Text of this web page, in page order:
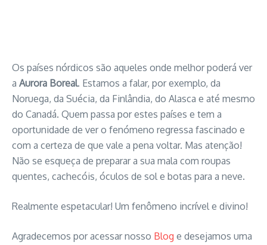
Os países nórdicos são aqueles onde melhor poderá ver
a Aurora Boreal. Estamos a falar, por exemplo, da
Noruega, da Suécia, da Finlândia, do Alasca e até mesmo
do Canadá. Quem passa por estes países e tem a
oportunidade de ver o fenómeno regressa fascinado e
com a certeza de que vale a pena voltar. Mas atenção!
Não se esqueça de preparar a sua mala com roupas
quentes, cachecóis, óculos de sol e botas para a neve.
Realmente espetacular! Um fenômeno incrível e divino!
Agradecemos por acessar nosso Blog e desejamos uma